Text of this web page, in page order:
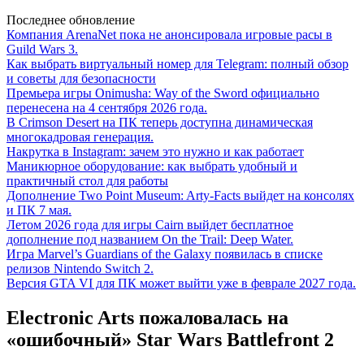
Последнее обновление
Компания ArenaNet пока не анонсировала игровые расы в
Guild Wars 3.
Как выбрать виртуальный номер для Telegram: полный обзор
и советы для безопасности
Премьера игры Onimusha: Way of the Sword официально
перенесена на 4 сентября 2026 года.
В Crimson Desert на ПК теперь доступна динамическая
многокадровая генерация.
Накрутка в Instagram: зачем это нужно и как работает
Маникюрное оборудование: как выбрать удобный и
практичный стол для работы
Дополнение Two Point Museum: Arty-Facts выйдет на консолях
и ПК 7 мая.
Летом 2026 года для игры Cairn выйдет бесплатное
дополнение под названием On the Trail: Deep Water.
Игра Marvel’s Guardians of the Galaxy появилась в списке
релизов Nintendo Switch 2.
Версия GTA VI для ПК может выйти уже в феврале 2027 года.
Electronic Arts пожаловалась на
«ошибочный» Star Wars Battlefront 2